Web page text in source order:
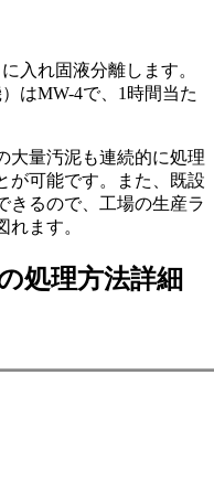
入れ固液分離します。
はMW-4で、1時間当た
大量汚泥も連続的に処理
が可能です。また、既設
きるので、工場の生産ラ
ます。
処理方法詳細